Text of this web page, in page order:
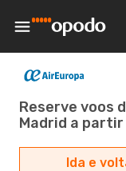
Reserve voos
Madrid a
Ida e